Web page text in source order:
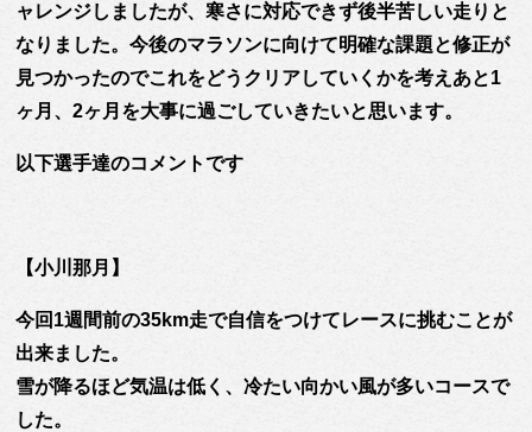
ャレンジしましたが、寒さに対応できず後半苦しい走りと
なりました。今後のマラソンに向けて明確な課題と修正が
見つかったのでこれをどうクリアしていくかを考えあと1
ヶ月、2ヶ月を大事に過ごしていきたいと思います。
以下選手達のコメントです
【小川那月】
今回1週間前の35km走で自信をつけてレースに挑むことが
出来ました。
雪が降るほど気温は低く、冷たい向かい風が多いコースで
した。